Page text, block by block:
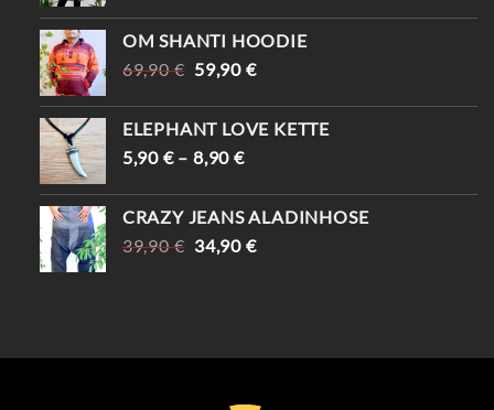
WAR:
29,90 €
IST:
24,90 €.
OM SHANTI HOODIE
69,90€ URSPRÜNGLICHER
WAR:
69,90 €
59,90 €AKTUELLER
IST:
59,90 €.
ELEPHANT LOVE KETTE
5,90 €–8,90€
CRAZY JEANS ALADINHOSE
39,90€ URSPRÜNGLICHER
34,90 €AKTUELLER